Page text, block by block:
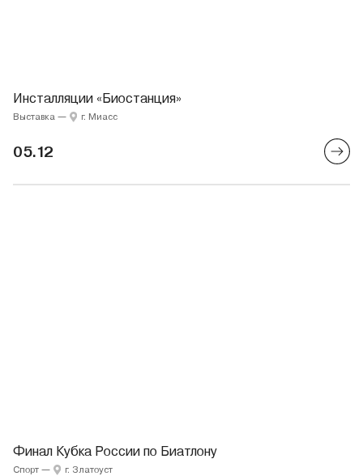
Инсталляции «Биостанция»
Выставка — г. Миасс
05.12
Финал Кубка России по Биатлону
Спорт — г. Златоуст